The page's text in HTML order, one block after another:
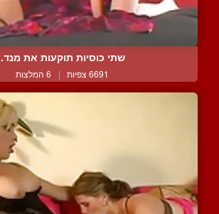
שתי כוסיות תוקעות את
6691 צפיות | 6 המלצות